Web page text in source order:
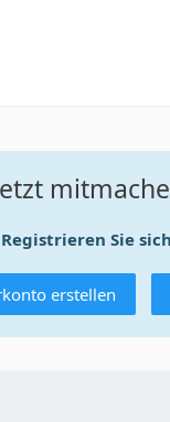
Registrieren Sie
erstellen